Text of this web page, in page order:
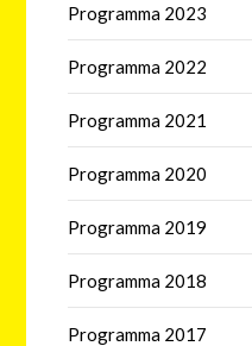
Programma 2023
Programma 2022
Programma 2021
Programma 2020
Programma 2019
Programma 2018
Programma 2017